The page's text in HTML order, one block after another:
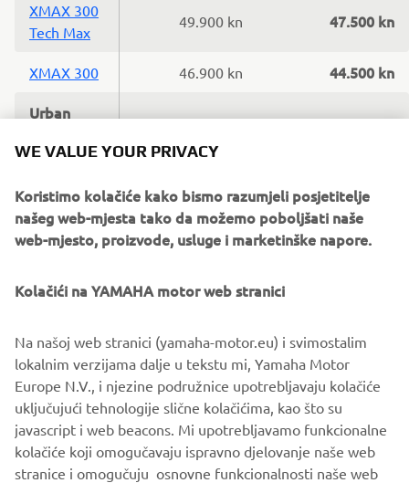
XMAX 300
Tech Max
49.900 kn 47.500 kn
XMAX 300 46.900 kn
44.500 kn
Urban
155
26.900 kn 25.900 kn
N-MAX
24.900 kn 23.900 kn
50cc
Aerox 4T 22.990 kn 22.190 kn
Cijene su informativne, sa svim uključenim davanjima,
podložne promjeni i vrijede do objave novih.
WE VALUE YOUR PRIVACY
Koristimo kolačiće kako bismo razumjeli posjetitelje
našeg web-mjesta tako da možemo poboljšati naše
web-mjesto, proizvode, usluge i marketinške napore.
Kolačići na YAMAHA motor web stranici
Na našoj web stranici (yamaha-motor.eu) i svimostalim
lokalnim verzijama dalje u tekstu mi, Yamaha Motor
Europe N.V., i njezine podružnice upotrebljavaju kolačiće
uključujući tehnologije slične kolačićima, kao što su
javascript i web beacons. Mi upotrebljavamo funkcionalne
kolačiće koji omogučavaju ispravno djelovanje naše web
stranice i omogučuju osnovne funkcionalnosti naše web